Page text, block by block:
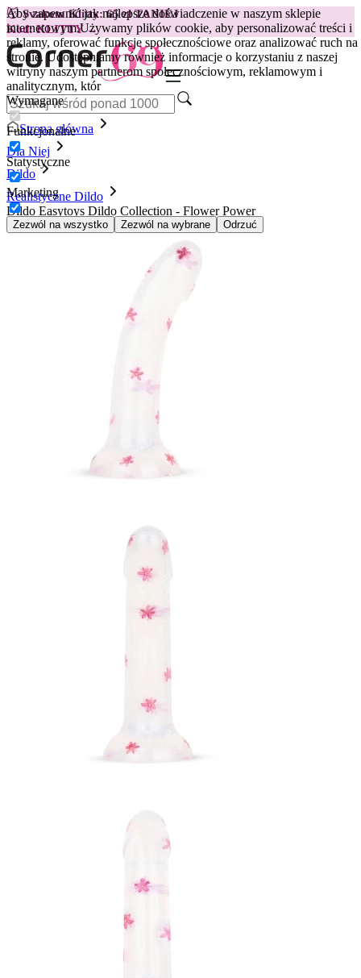
Aby zapewnić jak najlepsze doświadczenie w naszym sklepie
internetowym.Używamy plików cookie, aby personalizować treści i
reklamy, oferować funkcje społecznościowe oraz analizować ruch na
stronie. Udostępniamy również informacje o korzystaniu z naszej
witryny naszym partnerom społecznościowym, reklamowym i
analitycznym, któr
Wymagane
Funkcjonalne
Statystyczne
Marketing
Zezwól na wszystko Zezwól na wybrane Odrzuć
😽Svakom Klitty: 65 zł TANIEJ
Kod: KLITTY →
Strona główna
Dla Niej
Dildo
Realistyczne Dildo
Dildo Easytoys Dildo Collection - Flower Power